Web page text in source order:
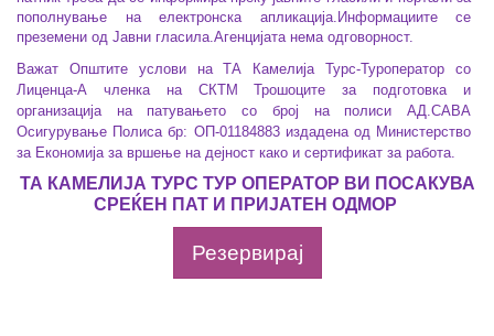
пополнување на електронска апликација.Информациите се
преземени од Јавни гласила.Агенцијата нема одговорност.
Важат Општите услови на ТА Камелија Турс-Туроператор со
Лиценца-А членка на СКТМ Трошоците за подготовка и
организација на патувањето со број на полиси АД.САВА
Осигурување Полиса бр: ОП-01184883 издадена од Министерство
за Економија за вршење на дејност како и сертификат за работа.
ТА КАМЕЛИЈА ТУРС ТУР ОПЕРАТОР ВИ ПОСАКУВА
СРЕЌЕН ПАТ И ПРИЈАТЕН ОДМОР
Резервирај